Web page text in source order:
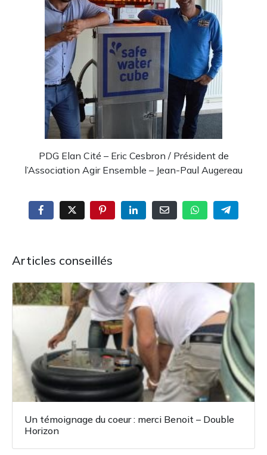
PDG Elan Cité – Eric Cesbron / Président de
l’Association Agir Ensemble – Jean-Paul Augereau
Articles conseillés
Un témoignage du coeur : merci Benoit – Double
Horizon